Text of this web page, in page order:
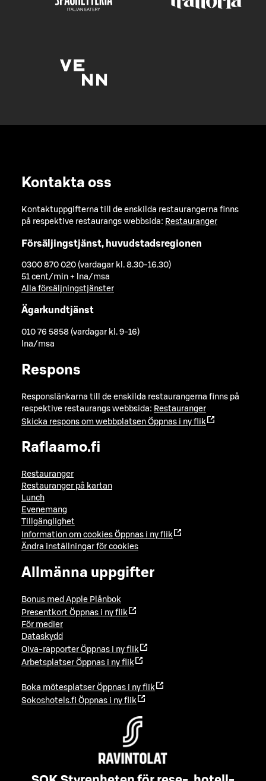
Kontakta oss
Kontaktuppgifterna till de enskilda restaurangerna finns
på respektive restaurangs webbsida: Restauranger
Försäljingstjänst, huvudstadsregionen
0300 870 020 (vardagar kl. 8.30-16.30)
51 cent/min + lna/msa
Alla försäljningstjänster
Ägarkundtjänst
010 76 5858 (vardagar kl. 9-16)
lna/msa
Respons
Responslänkarna till de enskilda restaurangerna finns på
respektive restaurangs webbsida: Restauranger
Skicka respons om webbplatsen Öppnas i ny flik
Raflaamo.fi
Restauranger
Restauranger på kartan
Lunch
Evenemang
Tillgänglighet
Information om cookies Öppnas i ny flik
Ändra inställningar för cookies
Allmänna uppgifter
Bonus med Apple Plånbok
Presentkort Öppnas i ny flik
För medier
Dataskydd
Oiva-rapporter Öppnas i ny flik
Arbetsplatser Öppnas i ny flik
Boka mötesplatser Öppnas i ny flik
Sokoshotels.fi Öppnas i ny flik